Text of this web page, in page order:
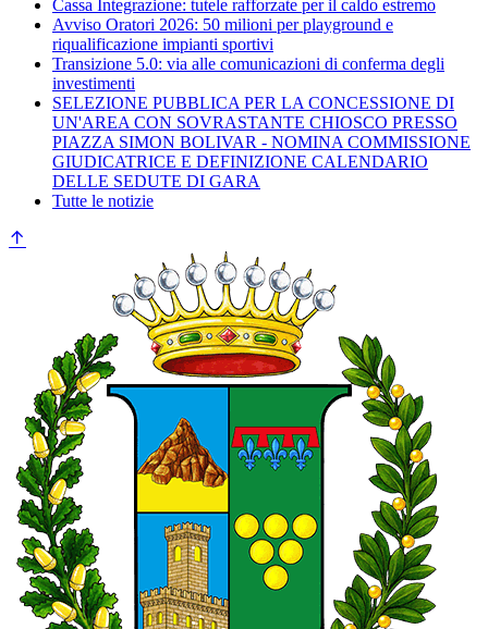
Cassa Integrazione: tutele rafforzate per il caldo estremo
Avviso Oratori 2026: 50 milioni per playground e
riqualificazione impianti sportivi
Transizione 5.0: via alle comunicazioni di conferma degli
investimenti
SELEZIONE PUBBLICA PER LA CONCESSIONE DI
UN'AREA CON SOVRASTANTE CHIOSCO PRESSO
PIAZZA SIMON BOLIVAR - NOMINA COMMISSIONE
GIUDICATRICE E DEFINIZIONE CALENDARIO
DELLE SEDUTE DI GARA
Tutte le notizie